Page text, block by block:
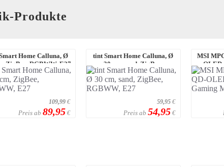
Produkte
Home Calluna, Ø
ZigBee, RGBWW, E27
109,99€
Preis ab 89,95 €
tint Smart Home Calluna, Ø
30 cm, sand, ZigBee,
RGBWW, E27
59,95€
Preis ab 54,95 €
MSI
OLED